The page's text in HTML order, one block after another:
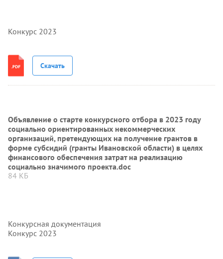
Конкурс 2023
Скачать
Объявление о старте конкурсного отбора в 2023 году
социально ориентированных некоммерческих
организаций, претендующих на получение грантов в
форме субсидий (гранты Ивановской области) в целях
финансового обеспечения затрат на реализацию
социально значимого проекта.doc
84 КБ
Конкурсная документация
Конкурс 2023